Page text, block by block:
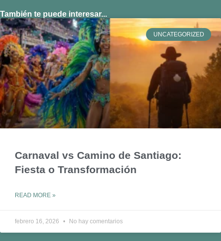
También te puede interesar...
UNCATEGORIZED
Carnaval vs Camino de Santiago:
Fiesta o Transformación
READ MORE »
febrero 16, 2026 No hay comentarios